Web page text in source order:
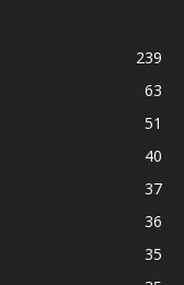
239
63
51
40
37
36
35